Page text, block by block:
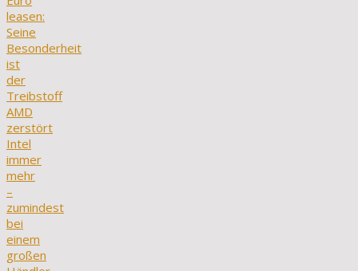
leasen:
Seine
Besonderheit
ist
der
Treibstoff
AMD
zerstört
Intel
immer
mehr
–
zumindest
bei
einem
großen